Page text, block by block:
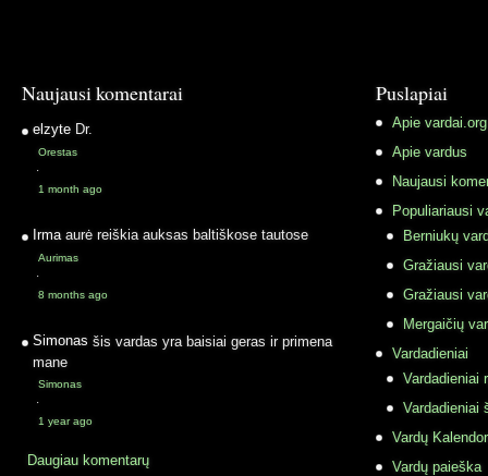
Naujausi komentarai
elzyte Dr.
Orestas
·
1 month ago
Irma aurė reiškia auksas baltiškose tautose
Aurimas
·
8 months ago
Simonas šis vardas yra baisiai geras ir primena
mane
Simonas
·
1 year ago
Daugiau komentarų
Puslapiai
Apie vardai.org
Apie vardus
Naujausi
Populiariausi
Berniukų
Gražiausi
Gražiausi
Mergaičių
Vardadieniai
Vardadieniai
Vardadieniai
Vardų
Vardų paieška